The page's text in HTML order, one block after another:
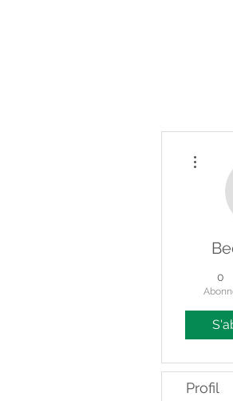
0
Profil